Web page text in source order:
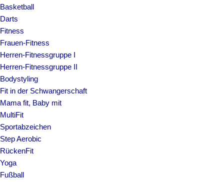
Basketball
Darts
Fitness
Frauen-Fitness
Herren-Fitnessgruppe I
Herren-Fitnessgruppe II
Bodystyling
Fit in der Schwangerschaft
Mama fit, Baby mit
MultiFit
Sportabzeichen
Step Aerobic
RückenFit
Yoga
Fußball